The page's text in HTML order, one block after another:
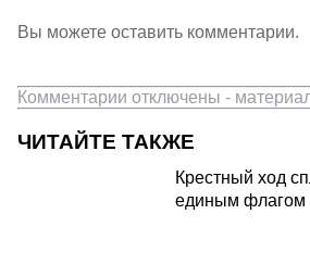
Вы можете оставить комментарии.
Комментарии отключены -
ЧИТАЙТЕ ТАКЖЕ
Крестный ход
единым флагом